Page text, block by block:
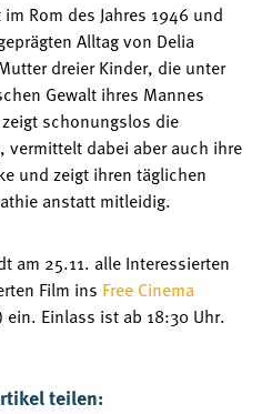
Rom des Jahres 1946 und
Alltag von Delia
dreier Kinder, die unter
Gewalt ihres Mannes
schonungslos die
vermittelt dabei aber auch ihre
und zeigt ihren täglichen
anstatt mitleidig.
am 25.11. alle Interessierten
Film ins Free Cinema
Einlass ist ab 18:30 Uhr.
teilen: